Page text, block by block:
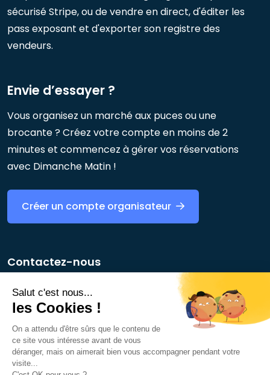
sécurisé Stripe, ou de vendre en direct, d'éditer les
pass exposant et d'exporter son registre des
vendeurs.
Envie d’essayer ?
Vous organisez un marché aux puces ou une
brocante ? Créez votre compte en moins de 2
minutes et commencez à gérer vos réservations
avec Dimanche Matin !
Créer un compte organisateur
Contactez-nous
© 2026 - Dimanche Matin
Salut c'est nous...
les Cookies !
On a attendu d'être sûrs que le contenu de
ce site vous intéresse avant de vous
déranger, mais on aimerait bien vous accompagner pendant votre
visite...